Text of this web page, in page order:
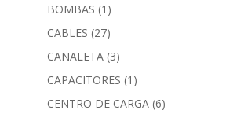
BOMBAS (1)
CABLES (27)
CANALETA (3)
CAPACITORES (1)
CENTRO DE CARGA (6)